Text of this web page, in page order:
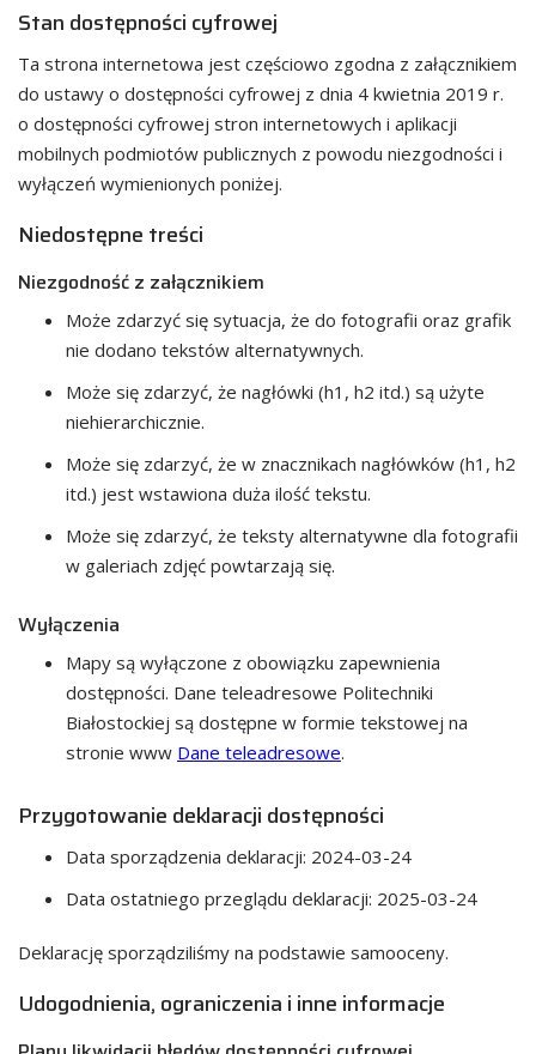
Stan dostępności cyfrowej
Ta strona internetowa jest częściowo zgodna z załącznikiem
do ustawy o dostępności cyfrowej z dnia 4 kwietnia 2019 r.
o dostępności cyfrowej stron internetowych i aplikacji
mobilnych podmiotów publicznych z powodu niezgodności i
wyłączeń wymienionych poniżej.
Niedostępne treści
Niezgodność z załącznikiem
Może zdarzyć się sytuacja, że do fotografii oraz grafik
nie dodano tekstów alternatywnych.
Może się zdarzyć, że nagłówki (h1, h2 itd.) są użyte
niehierarchicznie.
Może się zdarzyć, że w znacznikach nagłówków (h1, h2
itd.) jest wstawiona duża ilość tekstu.
Może się zdarzyć, że teksty alternatywne dla fotografii
w galeriach zdjęć powtarzają się.
Wyłączenia
Mapy są wyłączone z obowiązku zapewnienia
dostępności. Dane teleadresowe Politechniki
Białostockiej są dostępne w formie tekstowej na
stronie www Dane teleadresowe.
Przygotowanie deklaracji dostępności
Data sporządzenia deklaracji: 2024-03-24
Data ostatniego przeglądu deklaracji: 2025-03-24
Deklarację sporządziliśmy na podstawie samooceny.
Udogodnienia, ograniczenia i inne informacje